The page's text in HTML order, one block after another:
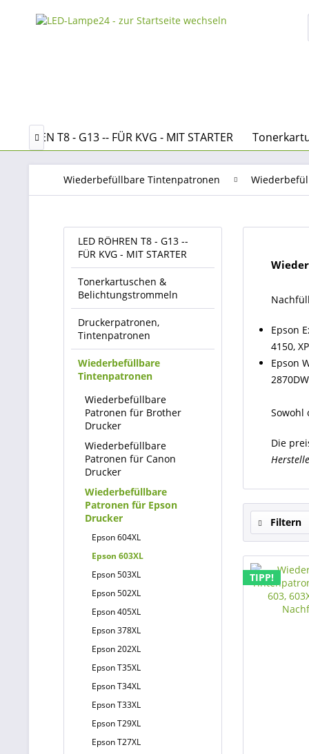
RÖHREN T8 - G13 -- FÜR KVG - MIT STARTER

Wiederbefüllbare Tintenpatronen
LED RÖHREN T8 - G13 --
FÜR KVG - MIT STARTER
Tonerkartuschen &
Belichtungstrommeln
Druckerpatronen,
Tintenpatronen
Wiederbefüllbare
Tintenpatronen
Wiederbefüllbare
Patronen für Brother
Drucker
Wiederbefüllbare
Patronen für Canon
Drucker
Wiederbefüllbare
Patronen für Epson
Drucker
Epson 604XL
Epson 603XL
Epson 503XL
Epson 502XL
Epson 405XL
Epson 378XL
Epson 202XL
Epson T35XL
Epson T34XL
Epson T33XL
Epson T29XL
Epson T27XL
Epson
4150,
Epson
Sowohl
Die
Filtern
TIPP!